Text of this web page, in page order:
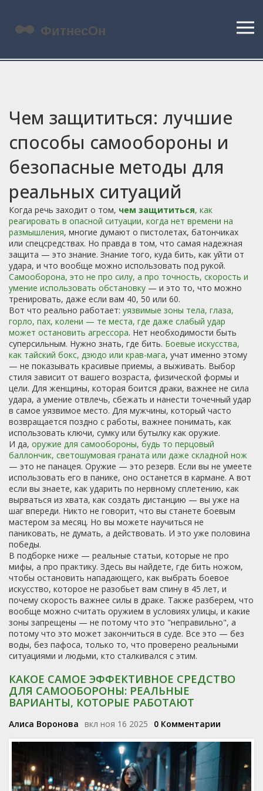
Чем защититься: лучшие
способы самообороны и
безопасные методы для
реальных ситуаций
Когда речь заходит о том, чем защититься, как
реагировать в опасной ситуации, когда нет времени на
размышления, многие думают о пистолетах, батончиках
или спецсредствах. Но правда в том, что самая надежная
защита — это знание. Знание того, куда бить, как уйти от
удара, и что вообще можно использовать под рукой.
Самооборона, это не про силу, а про точность, скорость и
умение использовать обстановку — и это то, что можно
тренировать, даже если вам 40, 50 или 60.
Вот что реально работает: уязвимые зоны тела, глаза,
горло, пах, колени — те места, где даже слабый удар
может остановить агрессора. Нет необходимости быть
суперсильным. Нужно знать, где бить. Боевые искусства,
как тайский бокс, дзюдо или крав-мага, учат именно этому
— не показывать красивые приемы, а выживать. Выбор
стиля зависит от вашего возраста, физической формы и
цели. Для женщины, которая боится драки, важнее не сила
удара, а умение отвлечь, сбежать и нанести точечный удар
в самое уязвимое место. Для мужчины, который часто
возвращается поздно с работы, важнее понимать, как
использовать ключи, сумку или бутылку как оружие.
И да, оружие для самообороны, будь то перцовый
баллончик, светошумовая граната или даже складной нож
— это не панацея. Оружие — это резерв. Если вы не умеете
использовать его в панике, оно останется в кармане. А вот
если вы знаете, как ударить по нервному сплетению, как
вырваться из хвата, как создать дистанцию — вы уже на
шаг впереди. Никто не говорит, что вы станете боевым
мастером за месяц. Но вы можете научиться не
паниковать, не думать, а действовать. И это уже половина
победы.
В подборке ниже — реальные статьи, которые не про
мифы, а про практику. Здесь вы найдете, где бить ножом,
чтобы остановить нападающего, как выбрать боевое
искусство, которое не разобьет вам спину в 45 лет, и
почему скорость важнее силы в драке. Также разберем, что
вообще можно считать оружием в условиях улицы, и какие
зоны запрещены — не потому что это "неправильно", а
потому что это может закончиться в суде. Все это — без
воды, без пафоса, только то, что проверено реальными
ситуациями и людьми, кто сталкивался с этим.
КАКОЕ САМОЕ ЭФФЕКТИВНОЕ СРЕДСТВО
ДЛЯ САМООБОРОНЫ: РЕАЛЬНЫЕ
ВАРИАНТЫ, КОТОРЫЕ РАБОТАЮТ
Алиса Воронова вкл ноя 16 2025 0 Комментарии